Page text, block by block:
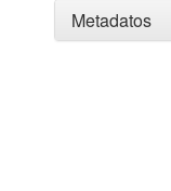
Metadatos